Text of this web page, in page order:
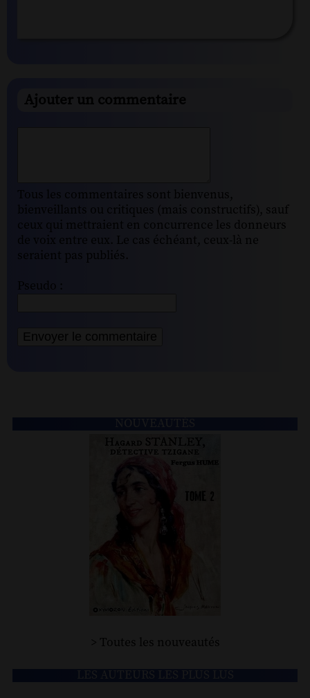
Ajouter un commentaire
Tous les commentaires sont bienvenus,
bienveillants ou critiques (mais constructifs), sauf
ceux qui mettraient en concurrence les donneurs
de voix entre eux. Le cas échéant, ceux-là ne
seraient pas publiés.
Pseudo :
> Toutes les nouveautés